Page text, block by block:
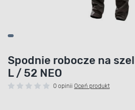
Spodnie robocze na
L / 52 NEO
0 opinii Oceń produkt